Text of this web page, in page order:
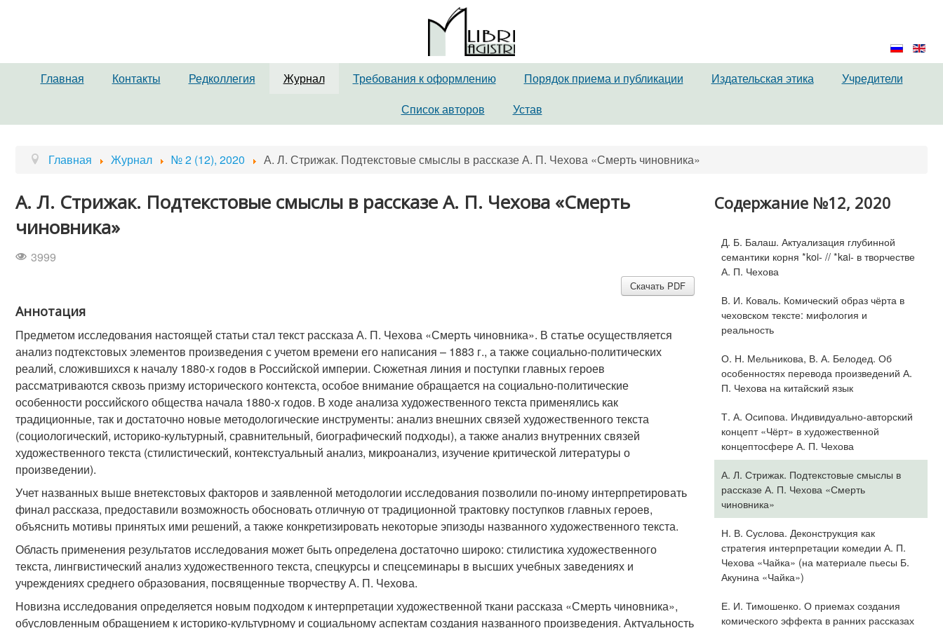
Главная Контакты Редколлегия Журнал Требования к оформлению Порядок приема и публикации Издательская этика
Учредители
Список авторов
Устав
Главная Журнал № 2 (12), 2020 А. Л. Стрижак. Подтекстовые смыслы в рассказе А. П. Чехова «Смерть чиновника»
А. Л. Стрижак. Подтекстовые смыслы в рассказе А. П. Чехова «Смерть
чиновника»
3999
Скачать PDF
Аннотация
Предметом исследования настоящей статьи стал текст рассказа А. П. Чехова «Смерть чиновника». В статье осуществляется
анализ подтекстовых элементов произведения с учетом времени его написания – 1883 г., а также социально-политических
реалий, сложившихся к началу 1880-х годов в Российской империи. Сюжетная линия и поступки главных героев
рассматриваются сквозь призму исторического контекста, особое внимание обращается на социально-политические
особенности российского общества начала 1880-х годов. В ходе анализа художественного текста применялись как
традиционные, так и достаточно новые методологические инструменты: анализ внешних связей художественного текста
(социологический, историко-культурный, сравнительный, биографический подходы), а также анализ внутренних связей
художественного текста (стилистический, контекстуальный анализ, микроанализ, изучение критической литературы о
произведении).
Учет названных выше внетекстовых факторов и заявленной методологии исследования позволили по-иному интерпретировать
финал рассказа, предоставили возможность обосновать отличную от традиционной трактовку поступков главных героев,
объяснить мотивы принятых ими решений, а также конкретизировать некоторые эпизоды названного художественного текста.
Область применения результатов исследования может быть определена достаточно широко: стилистика художественного
текста, лингвистический анализ художественного текста, спецкурсы и спецсеминары в высших учебных заведениях и
учреждениях среднего образования, посвященные творчеству А. П. Чехова.
Новизна исследования определяется новым подходом к интерпретации художественной ткани рассказа «Смерть чиновника»,
обусловленным обращением к историко-культурному и социальному аспектам создания названного произведения. Актуальность
Содержание №12, 2020
Д. Б. Балаш. Актуализация глубинной
семантики корня *koi- // *kai- в творчестве
А. П. Чехова
В. И. Коваль. Комический образ чёрта в
чеховском тексте: мифология и
реальность
О. Н. Мельникова, В. А. Белодед. Об
особенностях перевода произведений А.
П. Чехова на китайский язык
Т. А. Осипова. Индивидуально-авторский
концепт «Чёрт» в художественной
концептосфере А. П. Чехова
А. Л. Стрижак. Подтекстовые смыслы в
рассказе А. П. Чехова «Смерть
чиновника»
Н. В. Суслова. Деконструкция как
стратегия интерпретации комедии А. П.
Чехова «Чайка» (на материале пьесы Б.
Акунина «Чайка»)
Е. И. Тимошенко. О приемах создания
комического эффекта в ранних рассказах